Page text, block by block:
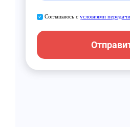
Соглашаюсь с условиями